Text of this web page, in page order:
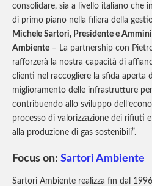
consolidare, sia a livello italiano che
di primo piano nella filiera della
Michele Sartori, Presidente e
Ambiente – La partnership con
rafforzerà la nostra capacità di
clienti nel raccogliere la sfida aperta
miglioramento delle infrastrutture
contribuendo allo sviluppo
processo di valorizzazione dei rifiuti
alla produzione di gas sostenibili”.
Focus on: Sartori Ambiente
Sartori Ambiente realizza fin dal